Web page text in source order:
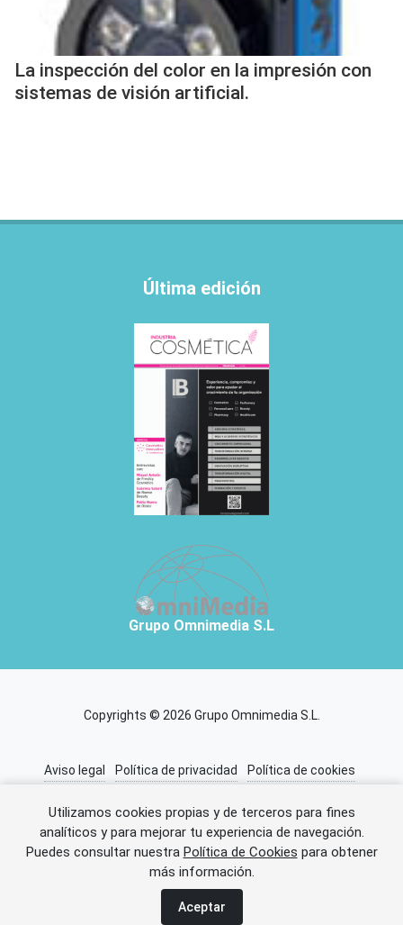
Utilizamos cookies propias y de terceros para fines
analíticos y para mejorar tu experiencia de navegación.
Puedes consultar nuestra Política de Cookies para obtener
más información.
Aceptar
La inspección del color en la impresión con
sistemas de visión artificial.
Error al cargar el anuncio.
Última edición
Grupo Omnimedia S.L
Copyrights © 2026 Grupo Omnimedia S.L.
Aviso legal Política de privacidad
Política de cookies